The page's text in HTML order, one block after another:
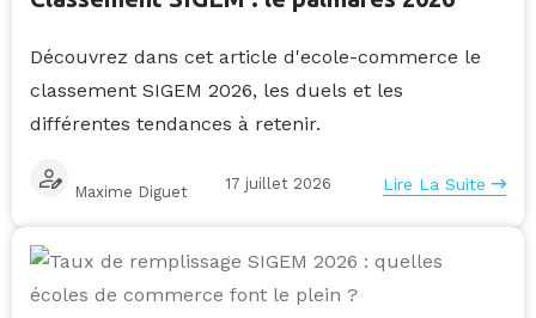
Découvrez dans cet article d'ecole-commerce le
classement SIGEM 2026, les duels et les
différentes tendances à retenir.
Maxime Diguet 17 juillet 2026 Lire La Suite